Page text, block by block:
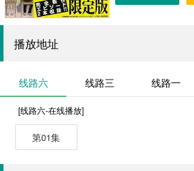
播放地址
线路六 线路三 线路一
[线路六-在线播放]
第01集